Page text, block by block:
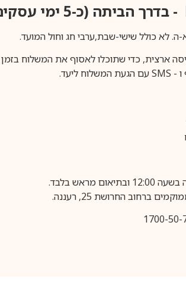
- בדרך הביתה (כ-5 ימי עסקים)
ארצית, כדי שתוכלו לאסוף את המשלוח
-
SMSעם הגעת המשלוח ליעד.
בלבד.
החרושת 25, רעננה.